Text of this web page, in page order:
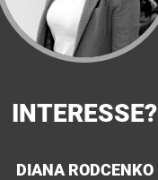
INTERESSE?
DIANA RODCENKO